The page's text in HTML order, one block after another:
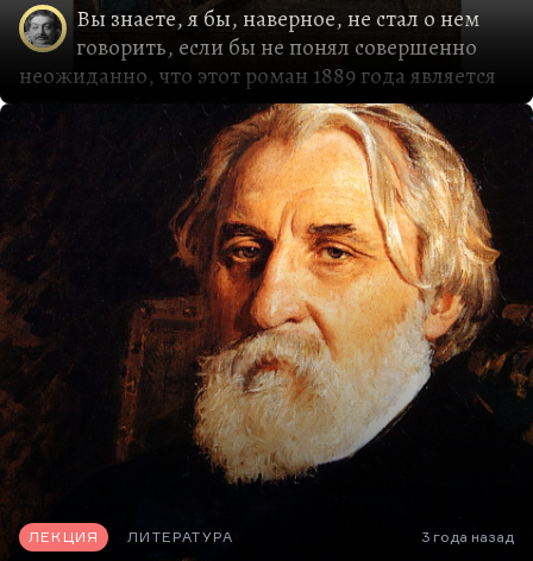
Вы знаете, я бы, наверное, не стал о нем
говорить, если бы не понял совершенно
неожиданно, что этот роман 1889 года является
развернутой калькой с маленького рассказа
Ивана Сергеевича Тургенева «Песнь
торжествующей любви». Собственно, наводят
меня на эту мысль слишком серьезные
совпадения.
Тургенев вообще был очень влиятельным
писателем. Он Европу многому научил. Я не
сомневаюсь, что «Песнь торжествующей любви»
была прочитана Стивенсоном. Конечно, не по-
русски. Она, во-первых, была переведена на
французский, а он по-французски читал. Во-
вторых, я думаю, она была издана и по-
английски. Это надо проверить.
Потому что история такая же — вечное
ЛЕКЦИЯ ЛИТЕРАТУРА 3 года назад